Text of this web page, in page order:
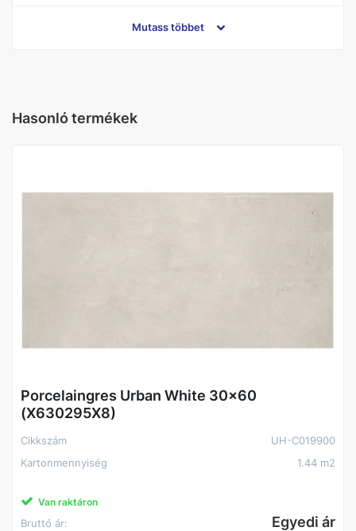
központ Gyártói cikkszám 1
Méret (cm) 30X60
Mutass többet
Hasonló termékek
Porcelaingres Urban White 30x60
(X630295X8)
Cikkszám
UH-C019900
Kartonmennyiség
1.44 m2
Van raktáron
Bruttó ár: Egyedi ár